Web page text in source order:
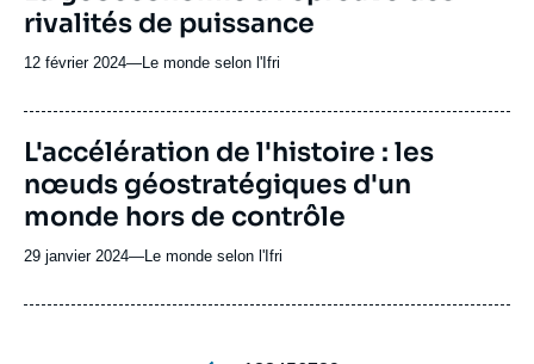
émission
Spotify
rivalités de puissance
12 février 2024—Nom
journal,
ou
émission
Le monde selon l'Ifri
URL
de
Spotify
L'accélération de l'histoire : les
nœuds géostratégiques d'un
monde hors de contrôle
29 janvier 2024—Nom
journal,
Le monde selon l'Ifri